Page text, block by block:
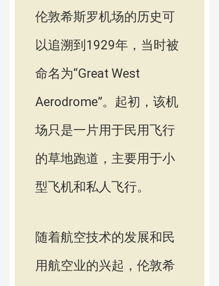
伦敦希斯罗机场的历史可
以追溯到1929年，当时被
命名为“Great West
Aerodrome”。起初，该机
场只是一片用于民用飞行
的草地跑道，主要用于小
型飞机和私人飞行。
随着航空技术的发展和民
用航空业的兴起，伦敦希